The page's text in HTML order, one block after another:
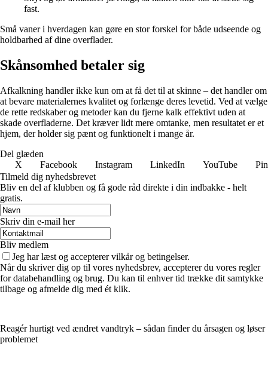
fast.
Små vaner i hverdagen kan gøre en stor forskel for både udseende og
holdbarhed af dine overflader.
Skånsomhed betaler sig
Afkalkning handler ikke kun om at få det til at skinne – det handler om
at bevare materialernes kvalitet og forlænge deres levetid. Ved at vælge
de rette redskaber og metoder kan du fjerne kalk effektivt uden at
skade overfladerne. Det kræver lidt mere omtanke, men resultatet er et
hjem, der holder sig pænt og funktionelt i mange år.
Del glæden
X
Facebook Instagram LinkedIn YouTube
Tilmeld dig nyhedsbrevet
Bliv en del af klubben og få gode råd direkte i din indbakke - helt
gratis.
Skriv din e-mail her
Bliv medlem
Jeg har læst og accepterer vilkår og betingelser.
Når du skriver dig op til vores nyhedsbrev, accepterer du vores regler
for databehandling og brug. Du kan til enhver tid trække dit samtykke
tilbage og afmelde dig med ét klik.
Reagér hurtigt ved ændret vandtryk – sådan finder du årsagen og løser
problemet